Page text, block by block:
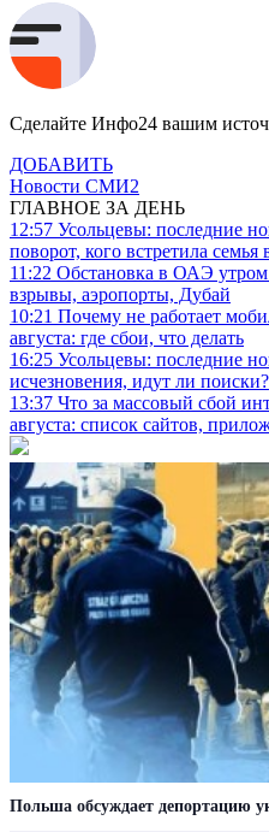
Сделайте Инфо24 вашим
ДОБАВИТЬ
Новости СМИ2
ГЛАВНОЕ ЗА ДЕНЬ
12:57 Усольцевы: последние
поворот, кого встретила семья
11:22 Обстановка в ОАЭ утром
взрывы, аэропорты, Дубай
10:21 Почему не работает
августа: где сбои, что делать
16:25 Усольцевы: последние
исчезновения, идут ли поиски?
13:37 Что за массовый сбой
августа: список сайтов,
Польша обсуждает депортацию